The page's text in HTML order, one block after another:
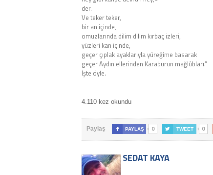
der.
Ve teker teker,
bir an içinde,
omuzlarında dilim dilim kırbaç izleri,
yüzleri kan içinde,
geçer çıplak ayaklarıyla yüreğime basarak
geçer Aydın ellerinden Karaburun mağlûbları.”
İşte öyle.
4.110 kez okundu
Paylaş  PAYLAŞ 0  TWEET 0
SEDAT KAYA